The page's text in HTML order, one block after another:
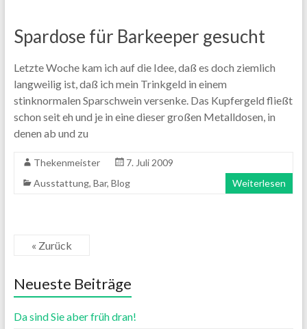
Spardose für Barkeeper gesucht
Letzte Woche kam ich auf die Idee, daß es doch ziemlich
langweilig ist, daß ich mein Trinkgeld in einem
stinknormalen Sparschwein versenke. Das Kupfergeld fließt
schon seit eh und je in eine dieser großen Metalldosen, in
denen ab und zu
Thekenmeister
7. Juli 2009
Ausstattung, Bar, Blog Weiterlesen
« Zurück
Neueste Beiträge
Da sind Sie aber früh dran!